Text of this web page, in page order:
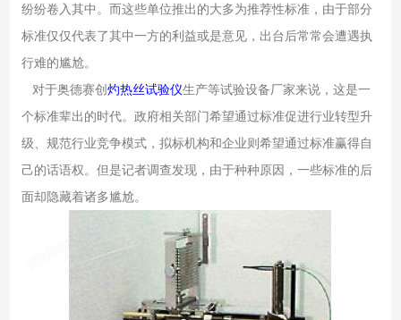
纷纷卷入其中。而这些单位推出的大多为推荐性标准，由于部分
标准仅仅代表了其中一方的利益或是意见，出台后常常会遭遇执
行难的尴尬。
对于奥德赛创灼热丝试验仪生产等试验设备厂家来说，这是一
个标准辈出的时代。政府相关部门希望通过标准促进行业转型升
级、规范行业竞争模式，拟标机构和企业则希望通过标准赢得自
己的话语权。但是记者调查发现，由于种种原因，一些标准的后
面却隐藏着诸多尴尬。